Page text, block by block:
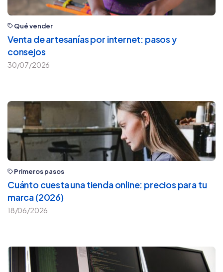
Qué vender
Venta de artesanías por internet: pasos y
consejos
30/07/2026
Primeros pasos
Cuánto cuesta una tienda online: precios para tu
marca (2026)
18/06/2026